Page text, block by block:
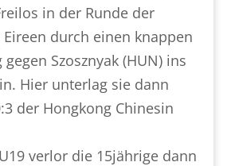
in der Runde der
Eireen durch einen knappen
gegen Szosznyak (HUN) ins
Hier unterlag sie dann
der Hongkong Chinesin
verlor die 15jährige dann